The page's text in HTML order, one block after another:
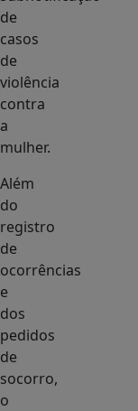
de
casos
de
violência
contra
a
mulher.
Além
do
registro
de
ocorrências
e
dos
pedidos
de
socorro,
o